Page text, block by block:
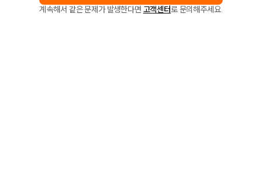
계속해서 같은 문제가 발생한다면 고객센터로 문의해주세요.